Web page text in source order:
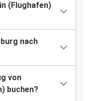
(Flughafen)
nach
von
buchen?